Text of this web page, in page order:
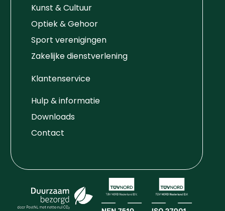
Kunst & Cultuur
Optiek & Gehoor
Sport verenigingen
Zakelijke dienstverlening
Klantenservice
Hulp & informatie
Downloads
Contact